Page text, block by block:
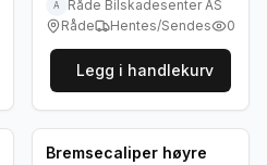
A
Råde Bilskadesenter AS
Råde
Hentes/Sendes 0
Legg i handlekurv
Brukt - som ny
Bedrift
Bremsecaliper høyre